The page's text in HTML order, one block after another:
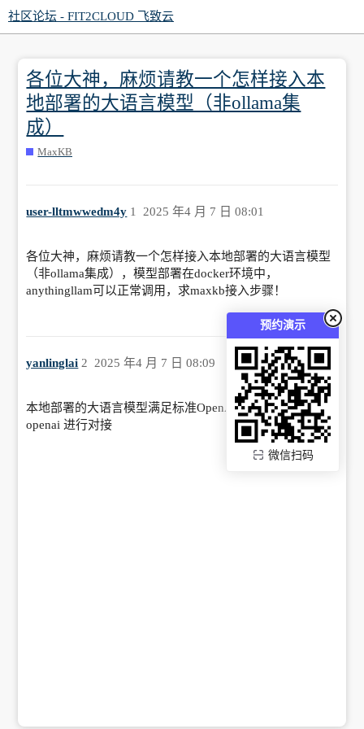
预约演示
微信扫码
社区论坛 - FIT2CLOUD 飞致云
各位大神，麻烦请教一个怎样接入本
地部署的大语言模型（非ollama集
成）
MaxKB
user-lltmwwedm4y 2025 年4 月 7 日 08:01
1
各位大神，麻烦请教一个怎样接入本地部署的大语言模型
（非ollama集成），模型部署在docker环境中，
anythingllam可以正常调用，求maxkb接入步骤！
yanlinglai 2025 年4 月 7 日 08:09
2
本地部署的大语言模型满足标准OpenAI格式，就可以使用
openai 进行对接